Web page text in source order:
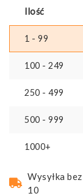
Ilość
1 - 99
100 - 249
250 - 499
500 - 999
1000+
Wysyłka
10